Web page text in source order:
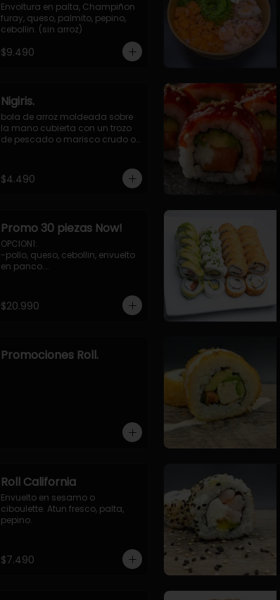
Envoltura en palta, Champiñon
furay, queso, palmito, pepino,
cebollin. (sin arroz)
$9.490
Nigiris.
bola de arroz moldeada sobre
la mano cubierta con un trozo
de pescado o marisco crudo o
$4.490
Promo 30 piezas Now!
OPCION1:
-pollo, queso, cebollin, envuelto
en panco.
-palmito, pepino, queso,
envuelto ciboulette o sesamo.
-camaron, palta, cebollin,
$20.990
Promociones Roll.
Roll California
Envuelto en sesamo o
ciboulette. Atun fresco, palta,
pepino.
$7.490